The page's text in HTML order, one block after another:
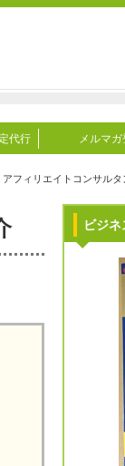
代行 メルマ
フィリエイトコンサル
ビジ